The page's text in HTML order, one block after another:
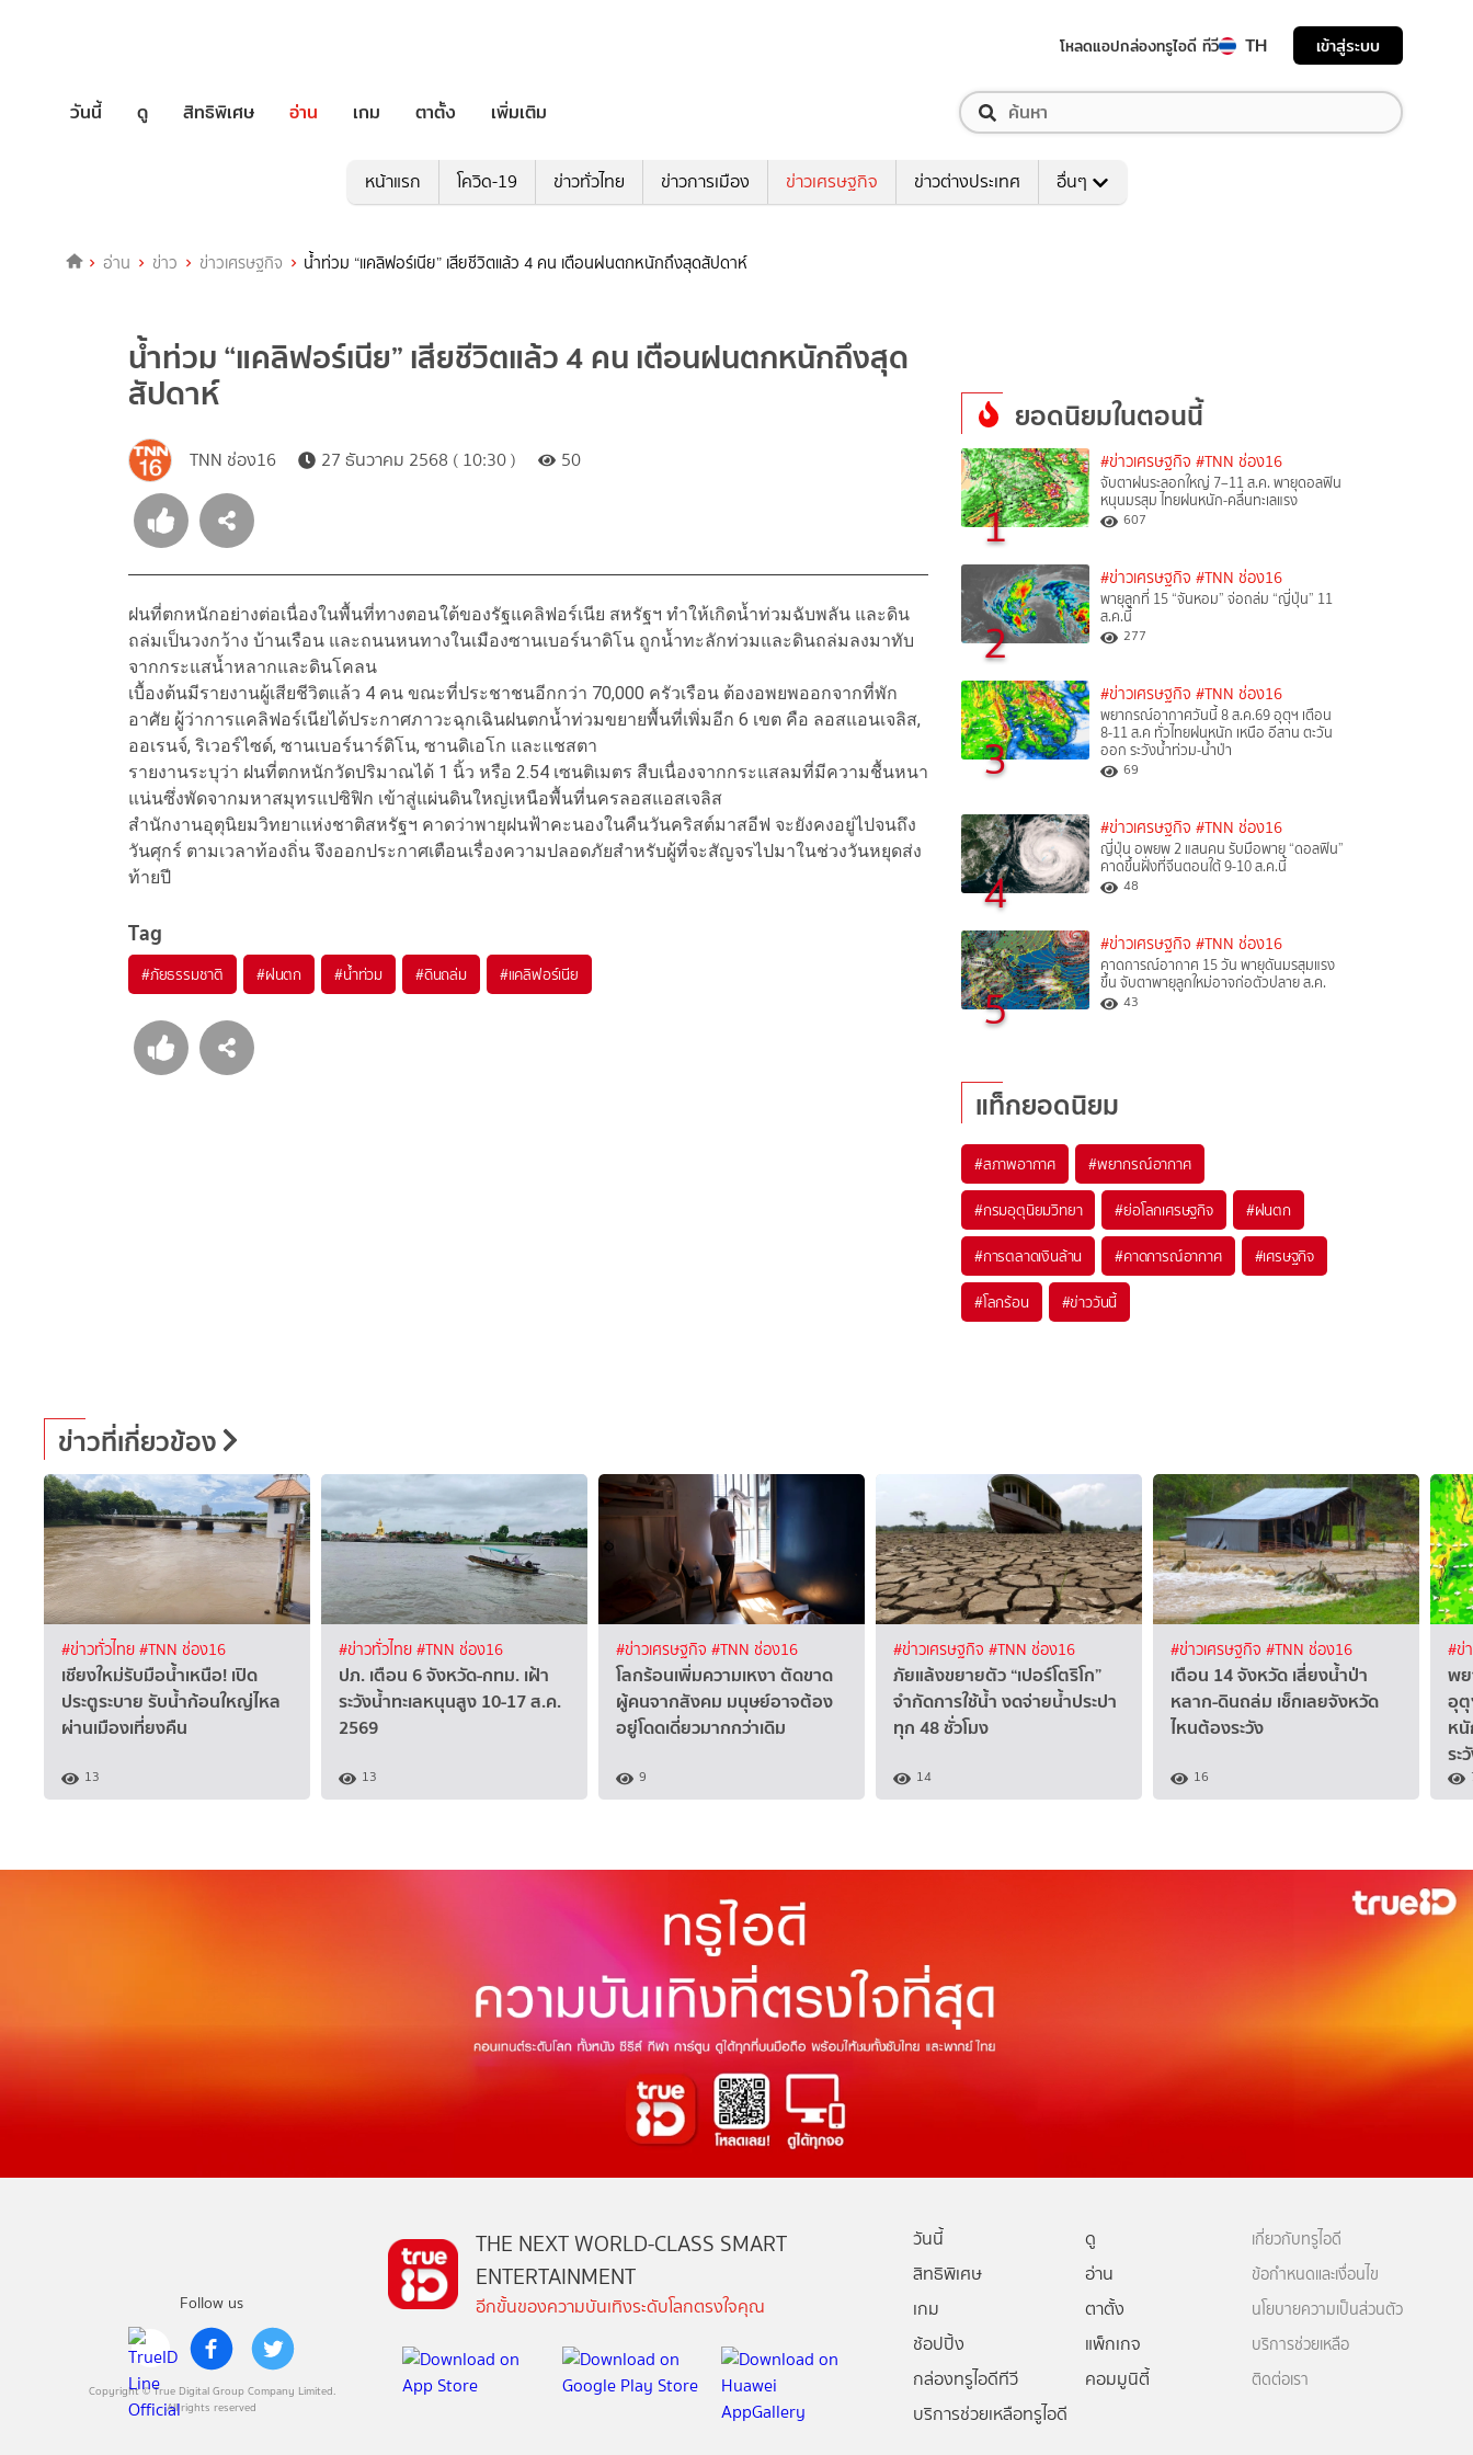
โหลดแอปกล่องทรูไอดี ทีวี TH เข้าสู่ระบบ
วันนี้ ดู สิทธิพิเศษ อ่าน เกม ตาตั้ง เพิ่มเติม
หน้าแรก โควิด-19 ข่าวทั่วไทย ข่าวการเมือง ข่าวเศรษฐกิจ ข่าวต่างประเทศ อื่นๆ
อ่าน ข่าว ข่าวเศรษฐกิจ น้ำท่วม “แคลิฟอร์เนีย” เสียชีวิตแล้ว 4 คน เตือนฝนตกหนักถึงสุดสัปดาห์
น้ำท่วม “แคลิฟอร์เนีย” เสียชีวิตแล้ว 4 คน เตือนฝนตกหนักถึงสุด
สัปดาห์
TNN ช่อง16 27 ธันวาคม 2568 ( 10:30 ) 50
ฝนที่ตกหนักอย่างต่อเนื่องในพื้นที่ทางตอนใต้ของรัฐแคลิฟอร์เนีย สหรัฐฯ ทำให้เกิดน้ำท่วมฉับพลัน และดิน
ถล่มเป็นวงกว้าง บ้านเรือน และถนนหนทางในเมืองซานเบอร์นาดิโน ถูกน้ำทะลักท่วมและดินถล่มลงมาทับ
จากกระแสน้ำหลากและดินโคลน
เบื้องต้นมีรายงานผู้เสียชีวิตแล้ว 4 คน ขณะที่ประชาชนอีกกว่า 70,000 ครัวเรือน ต้องอพยพออกจากที่พัก
อาศัย ผู้ว่าการแคลิฟอร์เนียได้ประกาศภาวะฉุกเฉินฝนตกน้ำท่วมขยายพื้นที่เพิ่มอีก 6 เขต คือ ลอสแอนเจลิส,
ออเรนจ์, ริเวอร์ไซด์, ซานเบอร์นาร์ดิโน, ซานดิเอโก และแชสตา
รายงานระบุว่า ฝนที่ตกหนักวัดปริมาณได้ 1 นิ้ว หรือ 2.54 เซนติเมตร สืบเนื่องจากกระแสลมที่มีความชื้นหนา
แน่นซึ่งพัดจากมหาสมุทรแปซิฟิก เข้าสู่แผ่นดินใหญ่เหนือพื้นที่นครลอสแอสเจลิส
สำนักงานอุตุนิยมวิทยาแห่งชาติสหรัฐฯ คาดว่าพายุฝนฟ้าคะนองในคืนวันคริสต์มาสอีฟ จะยังคงอยู่ไปจนถึง
วันศุกร์ ตามเวลาท้องถิ่น จึงออกประกาศเตือนเรื่องความปลอดภัยสำหรับผู้ที่จะสัญจรไปมาในช่วงวันหยุดส่ง
ท้ายปี
Tag
#ภัยธรรมชาติ #ฝนตก #น้ำท่วม #ดินถล่ม #แคลิฟอร์เนีย
ยอดนิยมในตอนนี้
1
#ข่าวเศรษฐกิจ #TNN ช่อง16
จับตาฝนระลอกใหญ่ 7–11 ส.ค. พายุดอลฟิน
หนุนมรสุม ไทยฝนหนัก-คลื่นทะเลแรง
607
2
#ข่าวเศรษฐกิจ #TNN ช่อง16
พายุลูกที่ 15 “จันหอม” จ่อถล่ม “ญี่ปุ่น” 11
ส.ค.นี้
277
3
#ข่าวเศรษฐกิจ #TNN ช่อง16
พยากรณ์อากาศวันนี้ 8 ส.ค.69 อุตุฯ เตือน
8-11 ส.ค ทั่วไทยฝนหนัก เหนือ อีสาน ตะวัน
ออก ระวังน้ำท่วม-น้ำป่า
69
4
#ข่าวเศรษฐกิจ #TNN ช่อง16
ญี่ปุ่น อพยพ 2 แสนคน รับมือพายุ “ดอลฟิน”
คาดขึ้นฝั่งที่จีนตอนใต้ 9-10 ส.ค.นี้
48
5
#ข่าวเศรษฐกิจ #TNN ช่อง16
คาดการณ์อากาศ 15 วัน พายุดันมรสุมแรง
ขึ้น จับตาพายุลูกใหม่อาจก่อตัวปลาย ส.ค.
43
แท็กยอดนิยม
#สภาพอากาศ #พยากรณ์อากาศ
#กรมอุตุนิยมวิทยา #ย่อโลกเศรษฐกิจ #ฝนตก
#การตลาดเงินล้าน #คาดการณ์อากาศ #เศรษฐกิจ
#โลกร้อน #ข่าววันนี้
ข่าวที่เกี่ยวข้อง
#ข่าวทั่วไทย#TNN ช่อง16
เชียงใหม่รับมือน้ำเหนือ! เปิด
ประตูระบาย รับน้ำก้อนใหญ่ไหล
ผ่านเมืองเที่ยงคืน
13
#ข่าวทั่วไทย#TNN ช่อง16
ปภ. เตือน 6 จังหวัด-กทม. เฝ้า
ระวังน้ำทะเลหนุนสูง 10-17 ส.ค.
2569
13
#ข่าวเศรษฐกิจ #TNN ช่อง16
โลกร้อนเพิ่มความเหงา ตัดขาด
ผู้คนจากสังคม มนุษย์อาจต้อง
อยู่โดดเดี่ยวมากกว่าเดิม
9
#ข่าวเศรษฐกิจ #TNN ช่อง16
ภัยแล้งขยายตัว “เปอร์โตริโก”
จำกัดการใช้น้ำ งดจ่ายน้ำประปา
ทุก 48 ชั่วโมง
14
#ข่าวเศรษฐกิจ #TNN ช่อง16
เตือน 14 จังหวัด เสี่ยงน้ำป่า
หลาก-ดินถล่ม เช็กเลยจังหวัด
ไหนต้องระวัง
16
#ข่
พ
อุตุ
ห
ระ
Follow us
Copyright © True Digital Group Company Limited.
All rights reserved
THE NEXT WORLD-CLASS SMART
ENTERTAINMENT
อีกขั้นของความบันเทิงระดับโลกตรงใจคุณ
วันนี้
ดู
สิทธิพิเศษ
อ่าน
เกม
ตาตั้ง
ช้อปปิ้ง
แพ็กเกจ
กล่องทรูไอดีทีวี
คอมมูนิตี้
บริการช่วยเหลือทรูไอดี
เกี่ยวกับทรูไอดี
ข้อกำหนดและเงื่อนไข
นโยบายความเป็นส่วนตัว
บริการช่วยเหลือ
ติดต่อเรา